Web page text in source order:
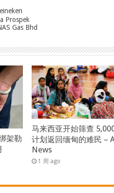
Prospek
Gas Bhd
架勒
马来西亚开始筛查
计划返回缅甸的难民 –
News
1 周 ago